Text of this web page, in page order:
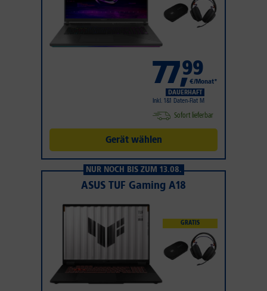
77,99
€/Monat*
DAUERHAFT
Inkl. 1&1 Daten-Flat M
Sofort lieferbar
Gerät wählen
NUR NOCH BIS ZUM 13.08.
ASUS TUF Gaming A18
GRATIS